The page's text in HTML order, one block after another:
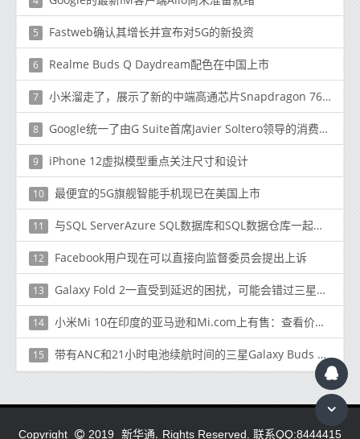
5 Fastweb确认其增长并宣布对5G的新投资
6 Realme Buds Q Daydream配色在中国上市
7 小米溜走了，展示了新的中端高通芯片Snapdragon 768G
8 Google统一了由G Suite首席Javier Soltero领导的消费者和企业消息传递团队
9 iPhone 12虚拟模型重点关注尺寸和设计
10 最便宜的5G旗舰智能手机现已在美国上市
11 与SQL ServerAzure SQL数据库和SQL数据仓库一起使用
12 Facebook用户现在可以直接向监督委员会提出上诉
13 Galaxy Fold 2一直受到延迟的困扰，可能会错过三星的下一次Unpacked活动
14 小米Mi 10在印度的亚马逊和Mi.com上有售：查看价格，报价和规格
15 带有ANC和21小时电池续航时间的三星Galaxy Buds Live售价$ 169 /€189
Copyright 2019 新华通. Rights Reserved. 联系QQ:8444415